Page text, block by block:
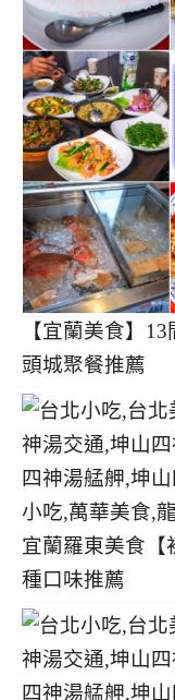
【宜蘭美食】
頭城聚餐推薦
宜蘭羅東美食【
種口味推薦